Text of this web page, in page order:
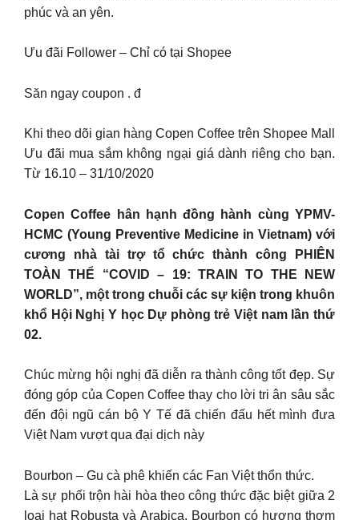
phúc và an yên.
Ưu đãi Follower – Chỉ có tại Shopee
Săn ngay coupon . đ
Khi theo dõi gian hàng Copen Coffee trên Shopee Mall
Ưu đãi mua sắm không ngại giá dành riêng cho bạn.
Từ 16.10 – 31/10/2020
Copen Coffee hân hạnh đồng hành cùng YPMV-
HCMC (Young Preventive Medicine in Vietnam) với
cương nhà tài trợ tổ chức thành công PHIÊN
TOÀN THỂ “COVID – 19: TRAIN TO THE NEW
WORLD”, một trong chuỗi các sự kiện trong khuôn
khổ Hội Nghị Y học Dự phòng trẻ Việt nam lần thứ
02.
Chúc mừng hội nghị đã diễn ra thành công tốt đẹp. Sự
đóng góp của Copen Coffee thay cho lời tri ân sâu sắc
đến đội ngũ cán bộ Y Tế đã chiến đấu hết mình đưa
Việt Nam vượt qua đại dịch này
Bourbon – Gu cà phê khiến các Fan Việt thổn thức.
Là sự phối trộn hài hòa theo công thức đặc biệt giữa 2
loại hạt Robusta và Arabica, Bourbon có hương thơm